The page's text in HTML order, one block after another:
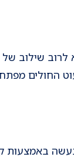
שילוב של
החולים
באמצעות